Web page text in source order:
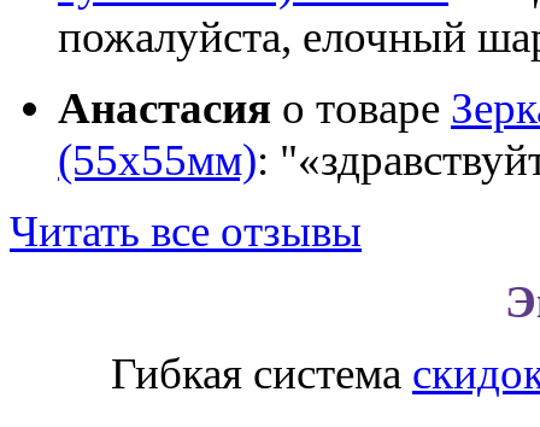
пожалуйста, елочный
Анастасия о товаре
(55х55мм):
Читать все отзывы
Гибкая система